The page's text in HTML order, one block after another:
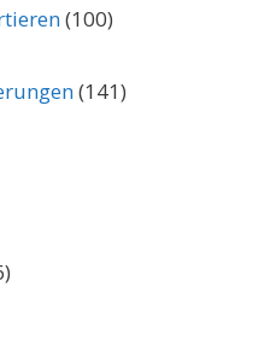
(100)
(141)